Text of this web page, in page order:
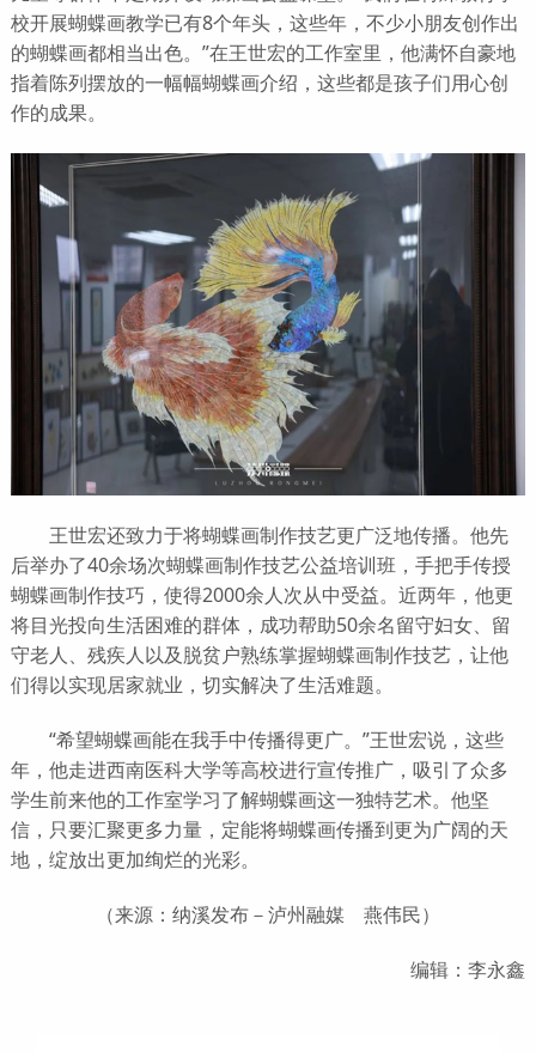
校开展蝴蝶画教学已有8个年头，这些年，不少小朋友创作出
的蝴蝶画都相当出色。”在王世宏的工作室里，他满怀自豪地
指着陈列摆放的一幅幅蝴蝶画介绍，这些都是孩子们用心创
作的成果。
王世宏还致力于将蝴蝶画制作技艺更广泛地传播。他先
后举办了40余场次蝴蝶画制作技艺公益培训班，手把手传授
蝴蝶画制作技巧，使得2000余人次从中受益。近两年，他更
将目光投向生活困难的群体，成功帮助50余名留守妇女、留
守老人、残疾人以及脱贫户熟练掌握蝴蝶画制作技艺，让他
们得以实现居家就业，切实解决了生活难题。
“希望蝴蝶画能在我手中传播得更广。”王世宏说，这些
年，他走进西南医科大学等高校进行宣传推广，吸引了众多
学生前来他的工作室学习了解蝴蝶画这一独特艺术。他坚
信，只要汇聚更多力量，定能将蝴蝶画传播到更为广阔的天
地，绽放出更加绚烂的光彩。
（来源：纳溪发布－泸州融媒 燕伟民）
编辑：李永鑫